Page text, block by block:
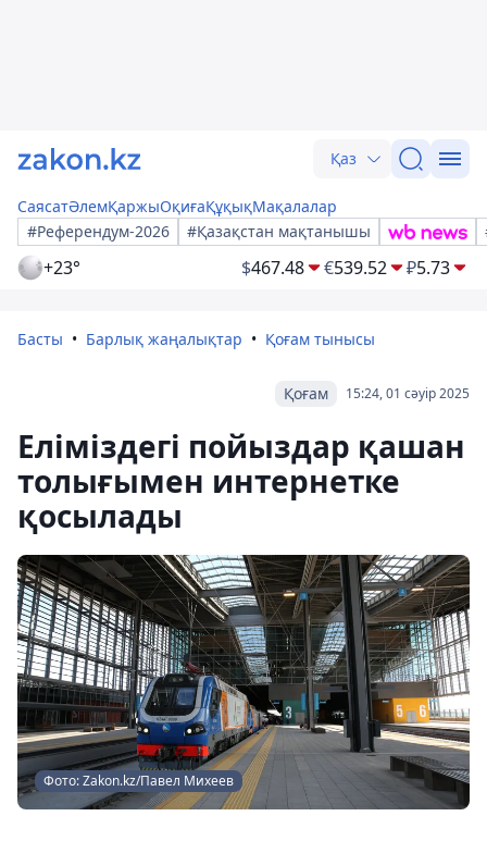
Қаз
СаясатӘлемҚаржыОқиғаҚұқықМақалалар
#Референдум-2026
#Қазақстан мақтанышы
+23° $467.48 €539.52 ₽5.73
Басты Барлық жаңалықтар Қоғам тынысы
15:24, 01 сәуір 2025
Қоғам
Еліміздегі пойыздар қашан
толығымен интернетке
қосылады
Фото: Zakon.kz/Павел Михеев